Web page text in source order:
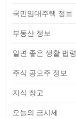
국민임대주택 정보
부동산 정보
알면 좋은 생활 법령
주식 공모주 정보
지식 창고
오늘의 금시세